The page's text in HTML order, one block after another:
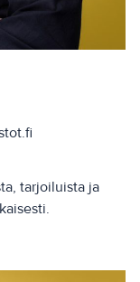
tarjoiluista ja